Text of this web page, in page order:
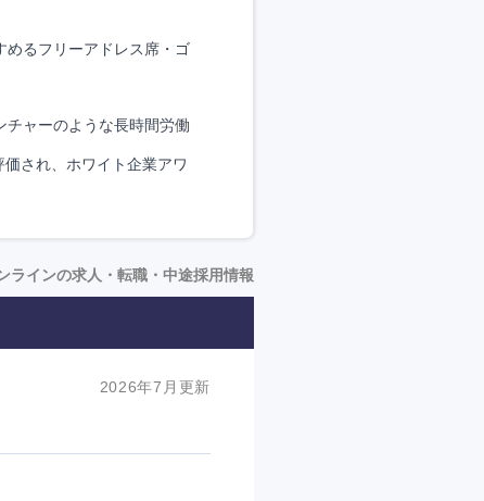
めるフリーアドレス席・ゴ
チャーのような長時間労働
され、ホワイト企業アワ
ラインの求人・転職・中途採用情報
2026年7月更新